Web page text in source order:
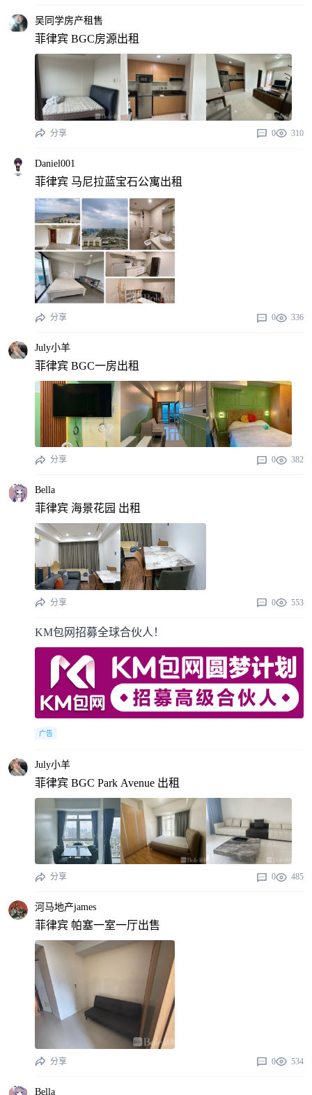
吴同学房产租售
菲律宾 BGC房源出租
分享 0 310
Daniel001
菲律宾 马尼拉蓝宝石公寓出租
分享 0 336
July小羊
菲律宾 BGC一房出租
分享 0 382
Bella
菲律宾 海景花园 出租
分享 0 553
KM包网招募全球合伙人！
广告
July小羊
菲律宾 BGC Park Avenue 出租
分享 0 485
河马地产james
菲律宾 帕塞一室一厅出售
分享 0 534
Bella